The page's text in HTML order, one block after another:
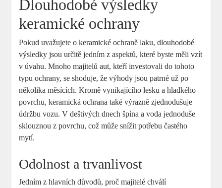
Dlouhodobé výsledky
keramické ochrany
Pokud uvažujete o keramické ochraně laku, dlouhodobé ​
výsledky jsou určitě jedním‌ z aspektů, které byste měli ​vzít
v úvahu. Mnoho majitelů aut, kteří investovali ‌do tohoto
typu ochrany, se ⁢shoduje, že⁤ výhody jsou patrné už po
několika měsících. Kromě vynikajícího lesku a⁤ hladkého
povrchu, ⁣keramická ‍ochrana ‌také výrazně zjednodušuje
údržbu​ vozu.‌ V deštivých dnech špína a ⁣voda jednoduše
sklouznou⁣ z povrchu,‍ což může snížit potřebu častého
mytí.
Odolnost a‍ trvanlivost
Jedním z ⁣hlavních důvodů, proč majitelé chválí